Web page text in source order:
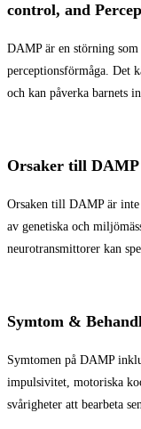
control, and
DAMP är en störning
perceptionsförmåga. Det
och kan påverka barnets
Orsaker till DAMP
Orsaken till DAMP är
av genetiska och
neurotransmittorer kan
Symtom &
Symtomen på DAMP
impulsivitet, motoriska
svårigheter att bearbeta